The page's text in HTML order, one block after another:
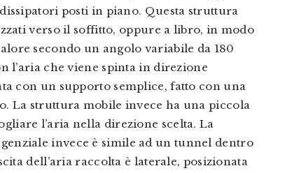
posti in piano. Questa struttura
verso il soffitto, oppure a libro, in modo
secondo un angolo variabile da 180
l’aria che viene spinta in direzione
con un supporto semplice, fatto con una
La struttura mobile invece ha una piccola
l’aria nella direzione scelta. La
invece è simile ad un tunnel dentro
dell’aria raccolta è laterale, posizionata